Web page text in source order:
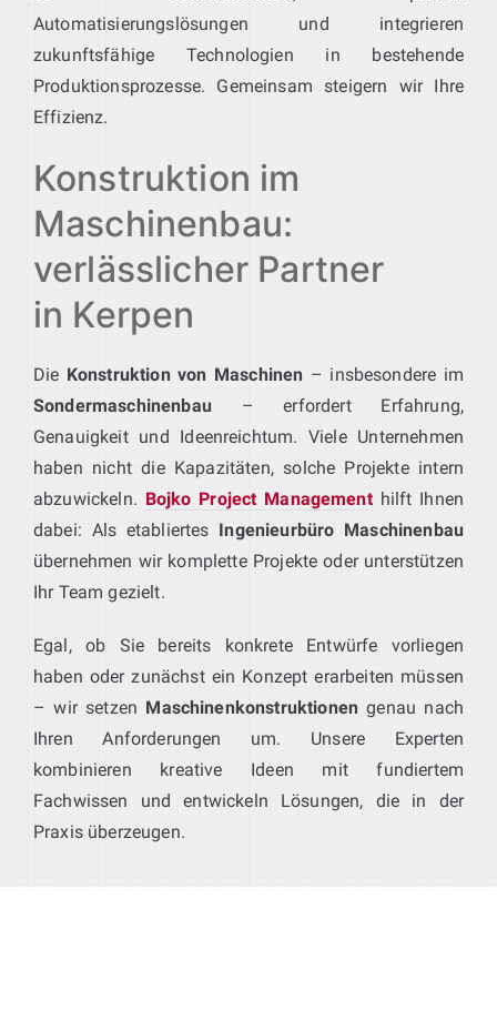
Automatisierungslösungen und integrieren
zukunftsfähige Technologien in bestehende
Produktionsprozesse. Gemeinsam steigern wir Ihre
Effizienz.
Konstruktion im
Maschinenbau:
verlässlicher Partner
in Kerpen
Die Konstruktion von Maschinen – insbesondere im
Sondermaschinenbau – erfordert Erfahrung,
Genauigkeit und Ideenreichtum. Viele Unternehmen
haben nicht die Kapazitäten, solche Projekte intern
abzuwickeln. Bojko Project Managementhilft Ihnen
dabei: Als etabliertes Ingenieurbüro Maschinenbau
übernehmen wir komplette Projekte oder unterstützen
Ihr Team gezielt.
Egal, ob Sie bereits konkrete Entwürfe vorliegen
haben oder zunächst ein Konzept erarbeiten müssen
– wir setzen Maschinenkonstruktionen genau nach
Ihren Anforderungen um. Unsere Experten
kombinieren kreative Ideen mit fundiertem
Fachwissen und entwickeln Lösungen, die in der
Praxis überzeugen.